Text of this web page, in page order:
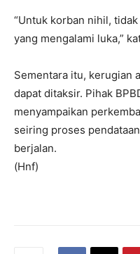
“Untuk korban nihil,
yang mengalami luka,”
Sementara itu, kerugian
dapat ditaksir. Pihak
menyampaikan
seiring proses
berjalan.
(Hnf)